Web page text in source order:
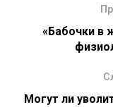
«Бабочки в
Могут ли